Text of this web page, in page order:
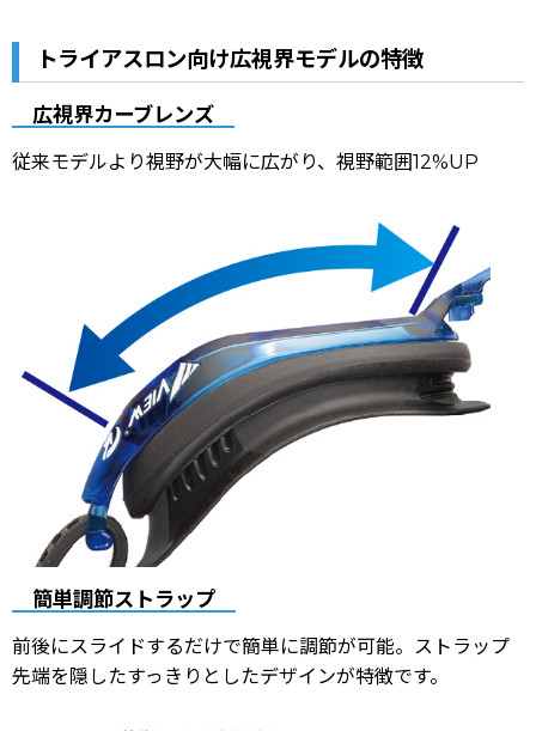
トライアスロン向け広視界モデルの特徴
広視界カーブレンズ
従来モデルより視野が大幅に広がり、視野範囲12%UP
簡単調節ストラップ
前後にスライドするだけで簡単に調節が可能。ストラップ
先端を隠したすっきりとしたデザインが特徴です。